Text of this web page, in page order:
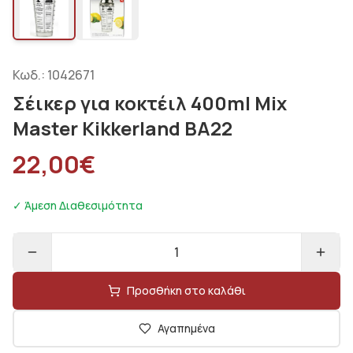
Κωδ.: 1042671
Σέικερ για κοκτέιλ 400ml Mix
Master Kikkerland BA22
22,00€
✓ Άμεση Διαθεσιμότητα
1
Προσθήκη στο καλάθι
Αγαπημένα